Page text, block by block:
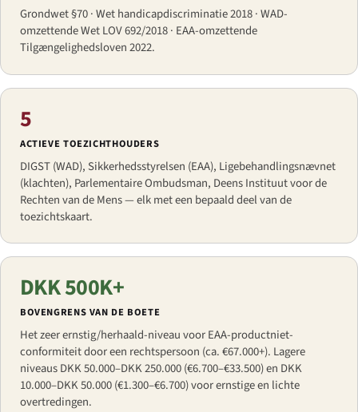
Grondwet §70 · Wet handicapdiscriminatie 2018 · WAD-
omzettende Wet LOV 692/2018 · EAA-omzettende
Tilgængelighedsloven 2022.
5
ACTIEVE TOEZICHTHOUDERS
DIGST (WAD), Sikkerhedsstyrelsen (EAA), Ligebehandlingsnævnet
(klachten), Parlementaire Ombudsman, Deens Instituut voor de
Rechten van de Mens — elk met een bepaald deel van de
toezichtskaart.
DKK 500K+
BOVENGRENS VAN DE BOETE
Het zeer ernstig/herhaald-niveau voor EAA-productniet-
conformiteit door een rechtspersoon (ca. €67.000+). Lagere
niveaus DKK 50.000–DKK 250.000 (€6.700–€33.500) en DKK
10.000–DKK 50.000 (€1.300–€6.700) voor ernstige en lichte
overtredingen.